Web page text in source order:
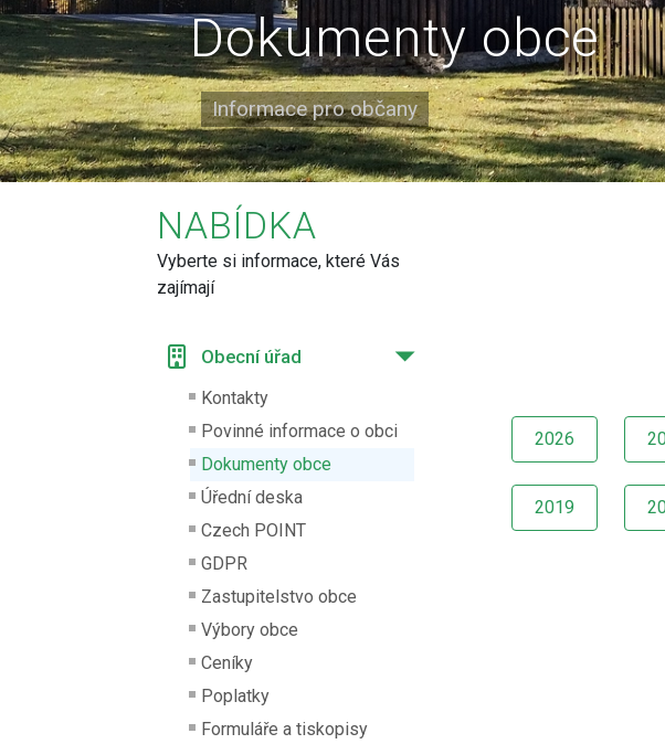
Dokumenty obce
Informace pro občany
NABÍDKA
Vyberte si informace, které Vás
zajímají
Obecní úřad
Kontakty
Povinné informace o obci
Dokumenty obce
Úřední deska
Czech POINT
GDPR
Zastupitelstvo obce
Výbory obce
Ceníky
Poplatky
Formuláře a tiskopisy
2026
2019